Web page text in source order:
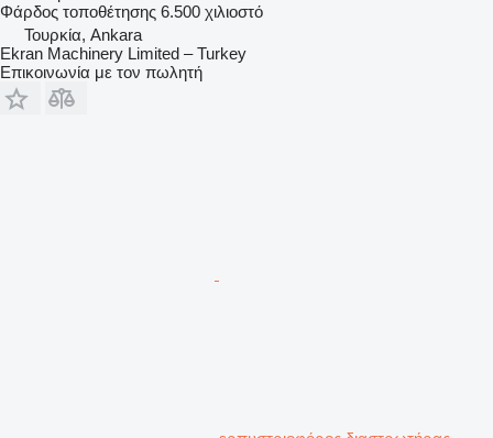
Φάρδος τοποθέτησης 6.500 χιλιοστό
Τουρκία, Ankara
Ekran Machinery Limited – Turkey
Επικοινωνία με τον πωλητή